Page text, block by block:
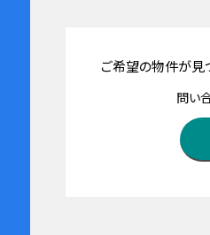
ご希望の物件が見
問い